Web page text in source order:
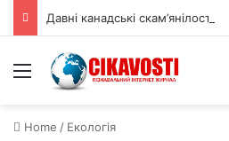
Menu
Home / Екологія